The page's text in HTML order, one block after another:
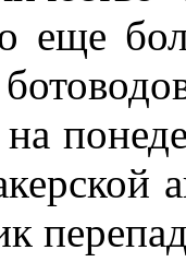
еще
на